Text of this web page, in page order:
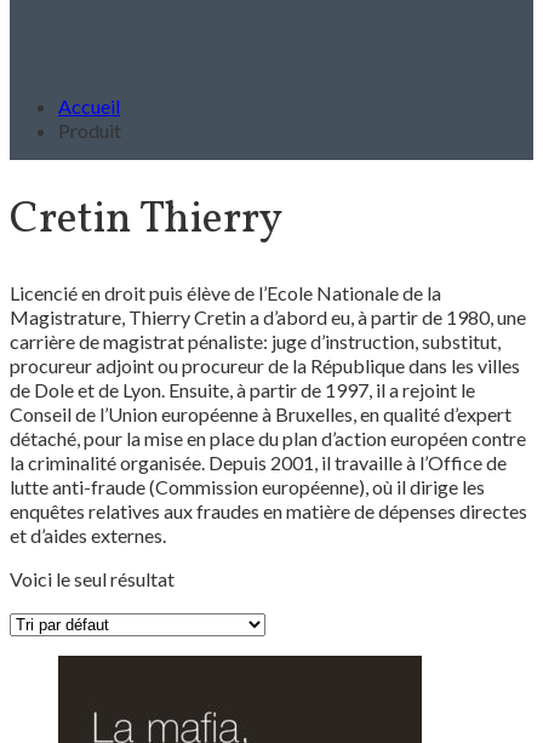
Accueil
Produit
Cretin Thierry
Licencié en droit puis élève de l’Ecole Nationale de la
Magistrature, Thierry Cretin a d’abord eu, à partir de 1980, une
carrière de magistrat pénaliste: juge d’instruction, substitut,
procureur adjoint ou procureur de la République dans les villes
de Dole et de Lyon. Ensuite, à partir de 1997, il a rejoint le
Conseil de l’Union européenne à Bruxelles, en qualité d’expert
détaché, pour la mise en place du plan d’action européen contre
la criminalité organisée. Depuis 2001, il travaille à l’Office de
lutte anti-fraude (Commission européenne), où il dirige les
enquêtes relatives aux fraudes en matière de dépenses directes
et d’aides externes.
Voici le seul résultat